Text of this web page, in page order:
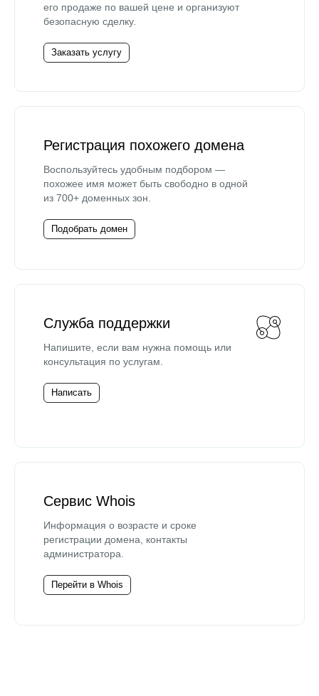
его продаже по вашей цене и организуют
безопасную сделку.
Заказать услугу
Регистрация похожего домена
Воспользуйтесь удобным подбором —
похожее имя может быть свободно в одной
из 700+ доменных зон.
Подобрать домен
Служба поддержки
Напишите, если вам нужна помощь или
консультация по услугам.
Написать
Сервис Whois
Информация о возрасте и сроке
регистрации домена, контакты
администратора.
Перейти в Whois